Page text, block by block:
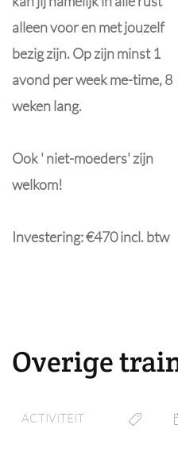
alleen voor en met jouzelf
bezig zijn. Op zijn minst 1
avond per week me-time, 8
weken lang.
Ook ' niet-moeders' zijn
welkom!
Investering: €470 incl. btw
Overige
ACTIVITEIT